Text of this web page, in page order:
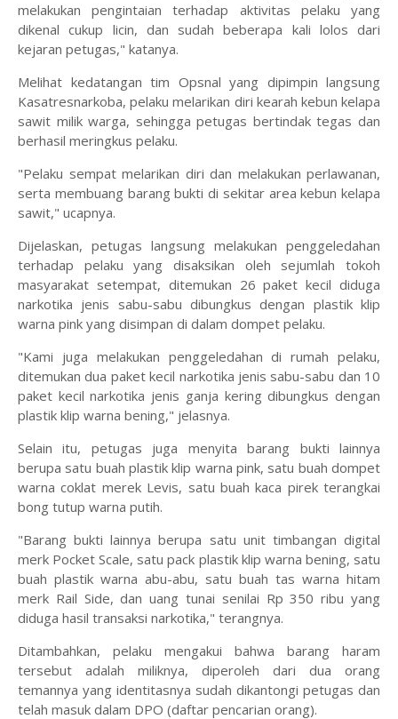
melakukan pengintaian terhadap aktivitas pelaku yang
dikenal cukup licin, dan sudah beberapa kali lolos dari
kejaran petugas," katanya.
Melihat kedatangan tim Opsnal yang dipimpin langsung
Kasatresnarkoba, pelaku melarikan diri kearah kebun kelapa
sawit milik warga, sehingga petugas bertindak tegas dan
berhasil meringkus pelaku.
"Pelaku sempat melarikan diri dan melakukan perlawanan,
serta membuang barang bukti di sekitar area kebun kelapa
sawit," ucapnya.
Dijelaskan, petugas langsung melakukan penggeledahan
terhadap pelaku yang disaksikan oleh sejumlah tokoh
masyarakat setempat, ditemukan 26 paket kecil diduga
narkotika jenis sabu-sabu dibungkus dengan plastik klip
warna pink yang disimpan di dalam dompet pelaku.
"Kami juga melakukan penggeledahan di rumah pelaku,
ditemukan dua paket kecil narkotika jenis sabu-sabu dan 10
paket kecil narkotika jenis ganja kering dibungkus dengan
plastik klip warna bening," jelasnya.
Selain itu, petugas juga menyita barang bukti lainnya
berupa satu buah plastik klip warna pink, satu buah dompet
warna coklat merek Levis, satu buah kaca pirek terangkai
bong tutup warna putih.
"Barang bukti lainnya berupa satu unit timbangan digital
merk Pocket Scale, satu pack plastik klip warna bening, satu
buah plastik warna abu-abu, satu buah tas warna hitam
merk Rail Side, dan uang tunai senilai Rp 350 ribu yang
diduga hasil transaksi narkotika," terangnya.
Ditambahkan, pelaku mengakui bahwa barang haram
tersebut adalah miliknya, diperoleh dari dua orang
temannya yang identitasnya sudah dikantongi petugas dan
telah masuk dalam DPO (daftar pencarian orang).